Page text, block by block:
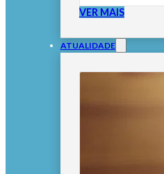
VER MAIS
ATUALIDADE